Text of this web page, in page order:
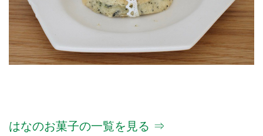
はなのお菓子の一覧を見る ⇒